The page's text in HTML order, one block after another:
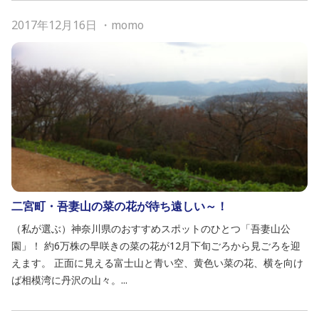
2017年12月16日 ・ momo
二宮町・吾妻山の菜の花が待ち遠しい～！
（私が選ぶ）神奈川県のおすすめスポットのひとつ「吾妻山公
園」！ 約6万株の早咲きの菜の花が12月下旬ごろから見ごろを迎
えます。 正面に見える富士山と青い空、黄色い菜の花、横を向け
ば相模湾に丹沢の山々。...